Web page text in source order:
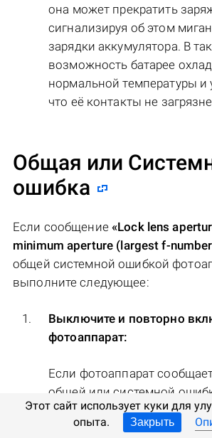
она может прекратить
сигнализируя об этом
зарядки аккумулятора. В
возможность батарее
нормальной температуры и
что её контакты не
Общая или
ошибка
Если сообщение «Lock lens
minimum aperture (largest f-
общей системной ошибкой
выполните следующее:
Выключите и повторно
фотоаппарат:
Если фотоаппарат
общей или системной
его и повторно включите.
Этот сайт использует куки для
опыта.
Закрыть